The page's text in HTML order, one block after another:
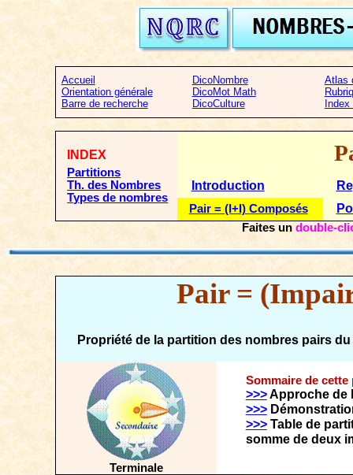
Accueil
Orientation générale
Barre de recherche
DicoNombre
DicoMot Math
DicoCulture
Atlas
INDEX
Partitions
Th. des Nombres
Types de nombres
Introduction
Pair = (I+I) Composés
Faites un double-
Pair =
Propriété de la partition des nombres pairs
Terminale
Sommaire de cette
>>>Approche de
>>>
>>>Table de
somme de deux